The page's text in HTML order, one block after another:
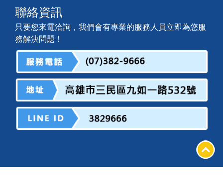
聯絡資訊
只要您來電洽詢，我們會有專業的服務人員立即為您服
務解決問題！